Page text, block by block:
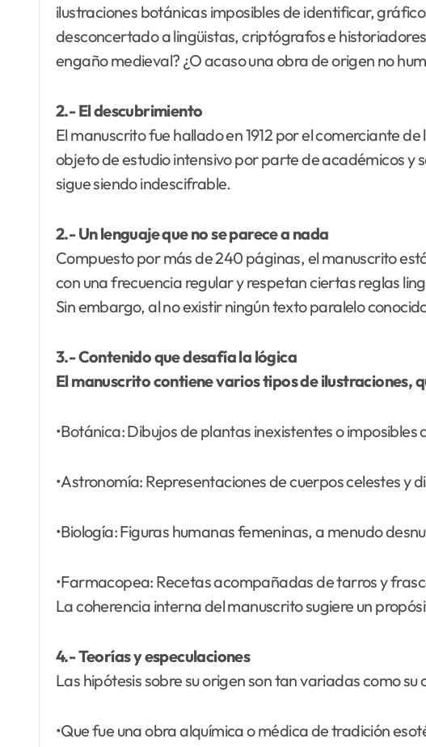
ilustraciones botánicas imposibles de identificar,
desconcertado a lingüistas, criptógrafos e
engaño medieval? ¿O acaso una obra de origen no
2.- El descubrimiento
El manuscrito fue hallado en 1912 por el comerciante
objeto de estudio intensivo por parte de académicos y
sigue siendo indescifrable.
2.- Un lenguaje que no se parece a nada
Compuesto por más de 240 páginas, el manuscrito
con una frecuencia regular y respetan ciertas reglas
Sin embargo, al no existir ningún texto paralelo
3.- Contenido que desafía la lógica
El manuscrito contiene varios tipos de ilustraciones,
•Botánica: Dibujos de plantas inexistentes o imposibles
•Astronomía: Representaciones de cuerpos celestes y
•Biología: Figuras humanas femeninas, a menudo
•Farmacopea: Recetas acompañadas de tarros y
La coherencia interna del manuscrito sugiere un
4.- Teorías y especulaciones
Las hipótesis sobre su origen son tan variadas como su
•Que fue una obra alquímica o médica de tradición